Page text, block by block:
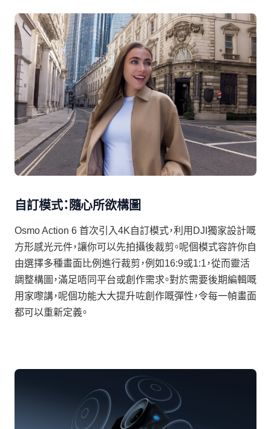
自訂模式：隨心所欲構圖
Osmo Action 6 首次引入4K自訂模式，利用DJI獨家設計嘅
方形感光元件，讓你可以先拍攝後裁剪。呢個模式容許你自
由選擇多種畫面比例進行裁剪，例如16:9或1:1，從而靈活
調整構圖，滿足唔同平台或創作需求。對於需要後期編輯嘅
用家嚟講，呢個功能大大提升咗創作嘅彈性，令每一幀畫面
都可以重新定義。